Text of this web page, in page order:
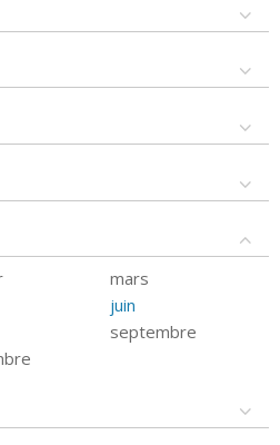
mars
juin
septembre